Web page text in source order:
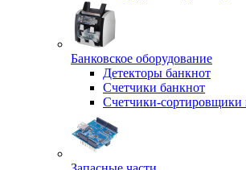
Банковское оборудование
Детекторы банкнот
Счетчики банкнот
Счетчики-сортировщики